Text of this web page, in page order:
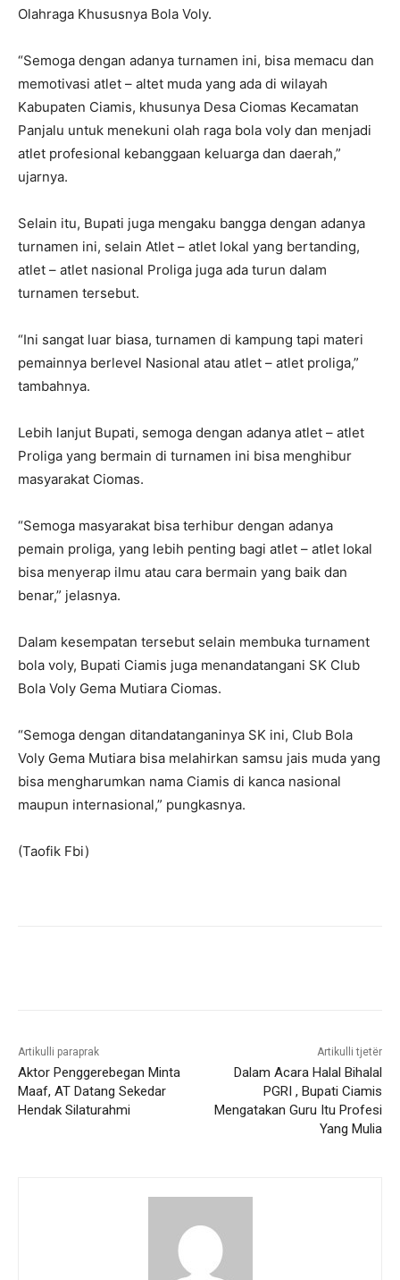
Olahraga Khususnya Bola Voly.
“Semoga dengan adanya turnamen ini, bisa memacu dan
memotivasi atlet – altet muda yang ada di wilayah
Kabupaten Ciamis, khusunya Desa Ciomas Kecamatan
Panjalu untuk menekuni olah raga bola voly dan menjadi
atlet profesional kebanggaan keluarga dan daerah,”
ujarnya.
Selain itu, Bupati juga mengaku bangga dengan adanya
turnamen ini, selain Atlet – atlet lokal yang bertanding,
atlet – atlet nasional Proliga juga ada turun dalam
turnamen tersebut.
“Ini sangat luar biasa, turnamen di kampung tapi materi
pemainnya berlevel Nasional atau atlet – atlet proliga,”
tambahnya.
Lebih lanjut Bupati, semoga dengan adanya atlet – atlet
Proliga yang bermain di turnamen ini bisa menghibur
masyarakat Ciomas.
“Semoga masyarakat bisa terhibur dengan adanya
pemain proliga, yang lebih penting bagi atlet – atlet lokal
bisa menyerap ilmu atau cara bermain yang baik dan
benar,” jelasnya.
Dalam kesempatan tersebut selain membuka turnament
bola voly, Bupati Ciamis juga menandatangani SK Club
Bola Voly Gema Mutiara Ciomas.
“Semoga dengan ditandatanganinya SK ini, Club Bola
Voly Gema Mutiara bisa melahirkan samsu jais muda yang
bisa mengharumkan nama Ciamis di kanca nasional
maupun internasional,” pungkasnya.
(Taofik Fbi)
Artikulli paraprak
Aktor Penggerebegan Minta
Maaf, AT Datang Sekedar
Hendak Silaturahmi
Artikulli tjetër
Dalam Acara Halal Bihalal
PGRI , Bupati Ciamis
Mengatakan Guru Itu Profesi
Yang Mulia